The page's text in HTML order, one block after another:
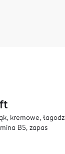
kremowe,
B5, zapas